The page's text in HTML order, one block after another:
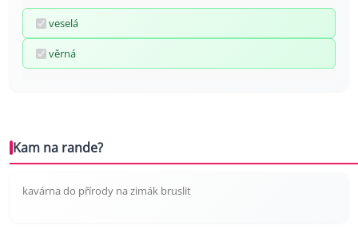
veselá
věrná
Kam na rande?
kavárna do přírody na zimák bruslit